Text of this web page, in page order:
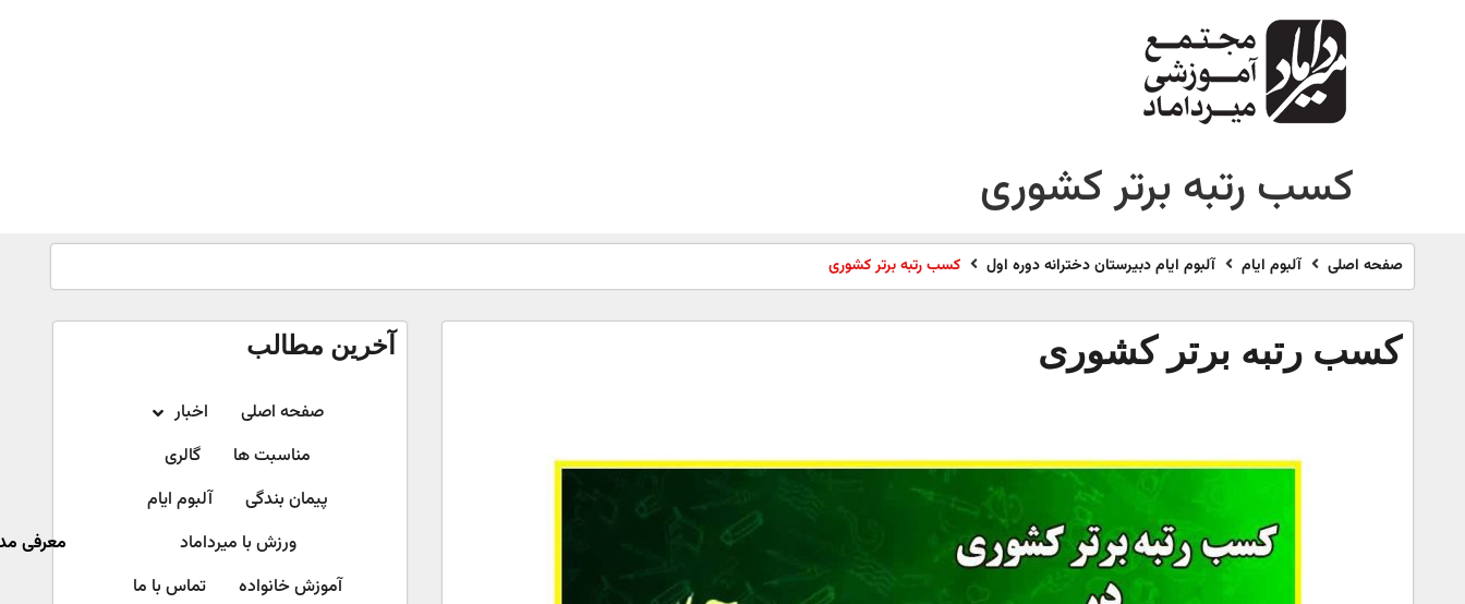
کسب رتبه برتر کشوری
صفحه اصلی آلبوم ایام آلبوم ایام دبیرستان دخترانه دوره اول کسب رتبه برتر کشوری
کسب رتبه برتر کشوری آخرین مطالب
صفحه اصلی
اخبار
مناسبت ها
گالری
پیمان بندگی
آلبوم ایام
ورزش با میرداماد​
آموزش خانواده
تماس با ما
معرفی